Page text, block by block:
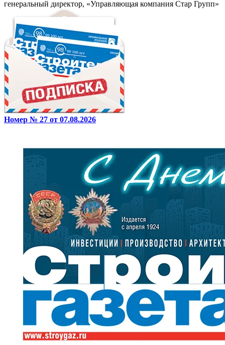
генеральный директор, «Управляющая компания Стар Групп»
Номер № 27 от 07.08.2026